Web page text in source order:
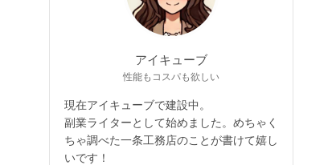
アイキューブ
性能もコスパも欲しい
現在アイキューブで建設中。
副業ライターとして始めました。めちゃく
ちゃ調べた一条工務店のことが書けて嬉し
いです！